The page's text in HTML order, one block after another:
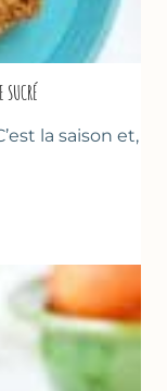
la saison et,